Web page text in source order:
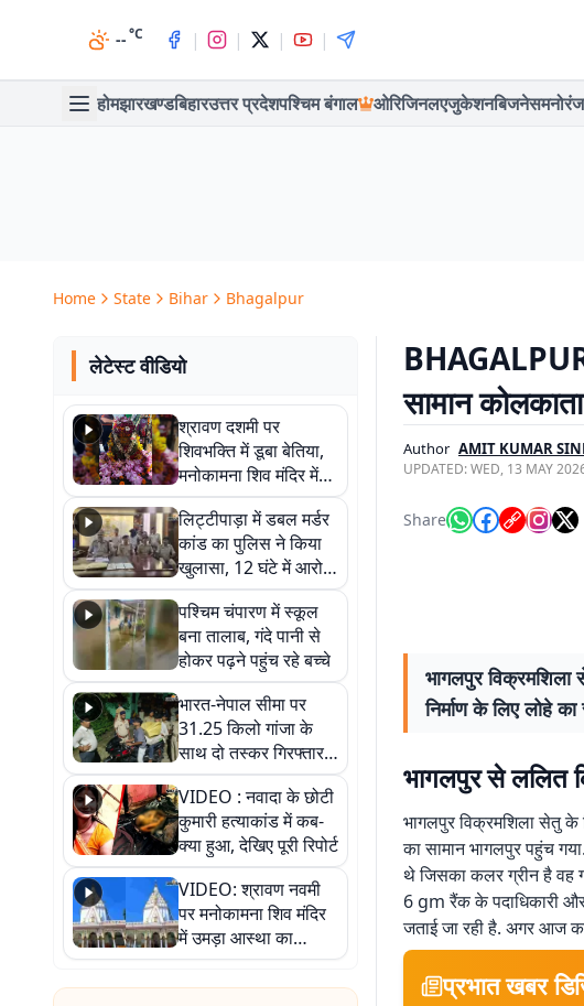
--°C | | | |
होमझारखण्डबिहारउत्तर प्रदेशपश्चिम बंगाल ओरिजिनलएजुकेशनबिजनेस
Home State Bihar Bhagalpur
लेटेस्ट वीडियो
श्रावण दशमी पर
शिवभक्ति में डूबा बेतिया,
मनोकामना शिव मंदिर में
हुआ भव्य श्रृंगार
लिट्टीपाड़ा में डबल मर्डर
कांड का पुलिस ने किया
खुलासा, 12 घंटे में आरोपी
गिरफ्तार
पश्चिम चंपारण में स्कूल
बना तालाब, गंदे पानी से
होकर पढ़ने पहुंच रहे बच्चे
भारत-नेपाल सीमा पर
31.25 किलो गांजा के
साथ दो तस्कर गिरफ्तार,
नेपाली नंबर की बाइक
जब्त
VIDEO : नवादा के छोटी
कुमारी हत्याकांड में कब-
क्या हुआ, देखिए पूरी रिपोर्ट
VIDEO: श्रावण नवमी
पर मनोकामना शिव मंदिर
में उमड़ा आस्था का
सैलाब, हर-हर महादेव के
जयघोष से गूंजा परिसर
BHAGALPUR
सामान
Author AMIT KUMAR
UPDATED:WED, 13 MAY
Share
भागलपुर विक्रमशिला
निर्माण के लिए लोहे
भागलपुर से ललित
भागलपुर विक्रमशिला सेतु के
का सामान भागलपुर पहुंच
थे जिसका कलर ग्रीन है वह
6 gm रैंक के पदाधिकारी
जताई जा रही है. अगर आज
प्रभात खबर